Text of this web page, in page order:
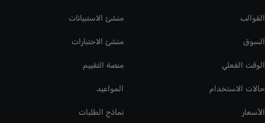
القوالب
السوق
الوقت الفعلي
حالات الاستخدام
الأسعار
منشئ الاستبيانات
منشئ الاختبارات
منصة التقييم
المواعيد
نماذج الطلبات